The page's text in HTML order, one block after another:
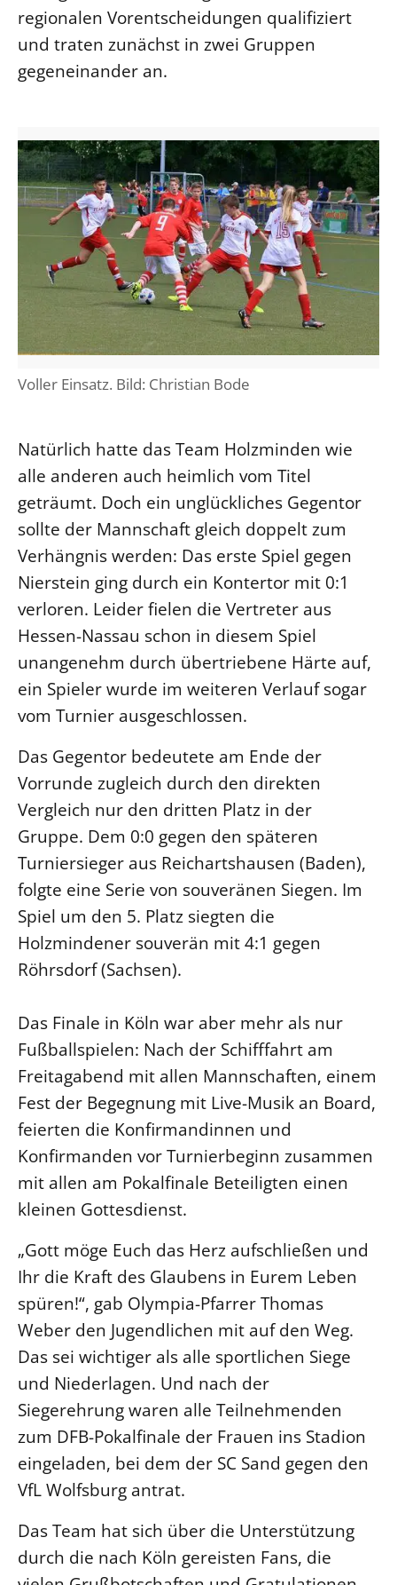
regionalen Vorentscheidungen qualifiziert
und traten zunächst in zwei Gruppen
gegeneinander an.
Voller Einsatz. Bild: Christian Bode
Natürlich hatte das Team Holzminden wie
alle anderen auch heimlich vom Titel
geträumt. Doch ein unglückliches Gegentor
sollte der Mannschaft gleich doppelt zum
Verhängnis werden: Das erste Spiel gegen
Nierstein ging durch ein Kontertor mit 0:1
verloren. Leider fielen die Vertreter aus
Hessen-Nassau schon in diesem Spiel
unangenehm durch übertriebene Härte auf,
ein Spieler wurde im weiteren Verlauf sogar
vom Turnier ausgeschlossen.
Das Gegentor bedeutete am Ende der
Vorrunde zugleich durch den direkten
Vergleich nur den dritten Platz in der
Gruppe. Dem 0:0 gegen den späteren
Turniersieger aus Reichartshausen (Baden),
folgte eine Serie von souveränen Siegen. Im
Spiel um den 5. Platz siegten die
Holzmindener souverän mit 4:1 gegen
Röhrsdorf (Sachsen).
Das Finale in Köln war aber mehr als nur
Fußballspielen: Nach der Schifffahrt am
Freitagabend mit allen Mannschaften, einem
Fest der Begegnung mit Live-Musik an Board,
feierten die Konfirmandinnen und
Konfirmanden vor Turnierbeginn zusammen
mit allen am Pokalfinale Beteiligten einen
kleinen Gottesdienst.
„Gott möge Euch das Herz aufschließen und
Ihr die Kraft des Glaubens in Eurem Leben
spüren!“, gab Olympia-Pfarrer Thomas
Weber den Jugendlichen mit auf den Weg.
Das sei wichtiger als alle sportlichen Siege
und Niederlagen. Und nach der
Siegerehrung waren alle Teilnehmenden
zum DFB-Pokalfinale der Frauen ins Stadion
eingeladen, bei dem der SC Sand gegen den
VfL Wolfsburg antrat.
Das Team hat sich über die Unterstützung
durch die nach Köln gereisten Fans, die
Beschwerdestellen
Ephoralbüro
Finanzplanung
Corporate Design
Interventionsplan
Jahresgespräche
Kantine Speiseplan
Kirchliches Amtsblatt
Kirchliche Verwaltung
Klimaschutzgesetz
Kunstreferat
NKVK
Personalausschuss
Projektmanagement
Recht
Terminstundenplaner